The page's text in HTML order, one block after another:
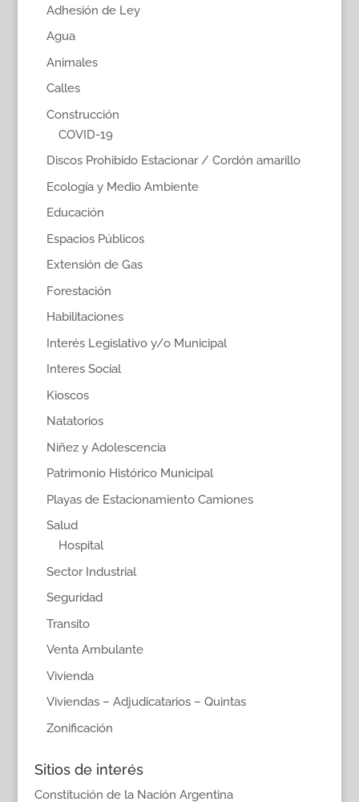
Adhesión de Ley
Agua
Animales
Calles
Construcción
COVID-19
Discos Prohibido Estacionar / Cordón amarillo
Ecología y Medio Ambiente
Educación
Espacios Públicos
Extensión de Gas
Forestación
Habilitaciones
Interés Legislativo y/o Municipal
Interes Social
Kioscos
Natatorios
Niñez y Adolescencia
Patrimonio Histórico Municipal
Playas de Estacionamiento Camiones
Salud
Hospital
Sector Industrial
Seguridad
Transito
Venta Ambulante
Vivienda
Viviendas – Adjudicatarios – Quintas
Zonificación
Sitios de interés
Constitución de la Nación Argentina